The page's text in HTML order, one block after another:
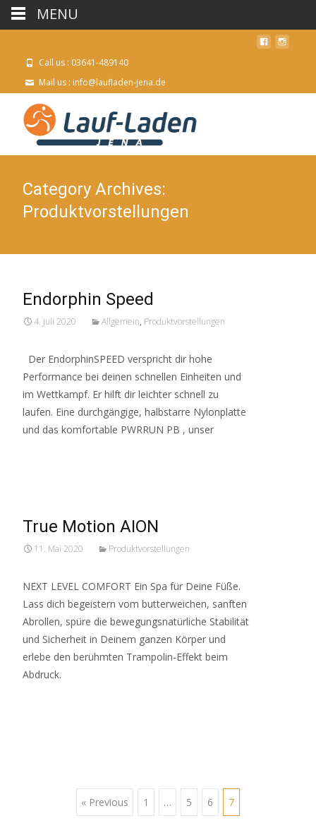
Call us : 03641-489140
Mail us : info@laufladen-jena.de
Category Archives:
Produktvorstellungen
Endorphin Speed
4. Juli 2020 Allgemein, Produktvorstellungen
Der EndorphinSPEED verspricht dir hohe
Performance bei deinen schnellen Einheiten und
im Wettkampf. Er hilft dir leichter schnell zu
laufen. Eine durchgängige, halbstarre Nylonplatte
und das komfortable PWRRUN PB , unser
True Motion AION
11. Mai 2020 Produktvorstellungen
NEXT LEVEL COMFORT Ein Spa für Deine Füße.
Lass dich begeistern vom butterweichen, sanften
Abrollen, spüre die bewegungsnatürliche Stabilität
und Sicherheit in Deinem ganzen Körper und
erlebe den berühmten Trampolin-Effekt beim
Abdruck.
Posts
« Previous 1 … 5 6 7
MENU